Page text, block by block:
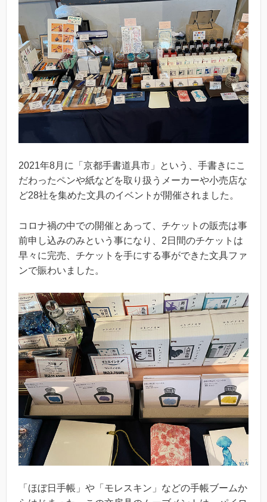
2021年8月に「京都手書道具市」という、手書きにこ
だわったペンや紙などを取り扱うメーカーや小売店な
ど28社を集めた文具のイベントが開催されました。
コロナ禍の中での開催とあって、チケットの販売は事
前申し込みのみという事になり、2日間のチケットは
早々に完売、チケットを手にする事ができた文具ファ
ンで賑わいました。
「ほぼ日手帳」や「モレスキン」などの手帳ブームか